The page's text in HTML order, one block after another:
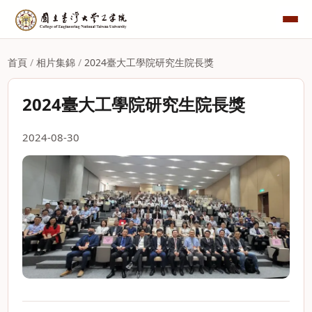
首頁 /相片集錦 /2024臺大工學院研究生院長獎
2024臺大工學院研究生院長獎
2024-08-30